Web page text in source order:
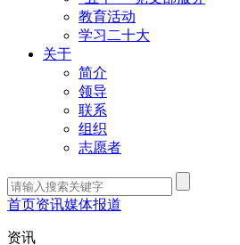
教育活动
学习二十大
关于
简介
领导
联系
组织
志愿者
首页资讯媒体报道
资讯